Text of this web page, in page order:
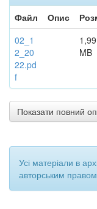
Файл
Опис
02_1
2_20
22.pd
f
1,99
MB
Показати повний
Усі матеріали в
авторським